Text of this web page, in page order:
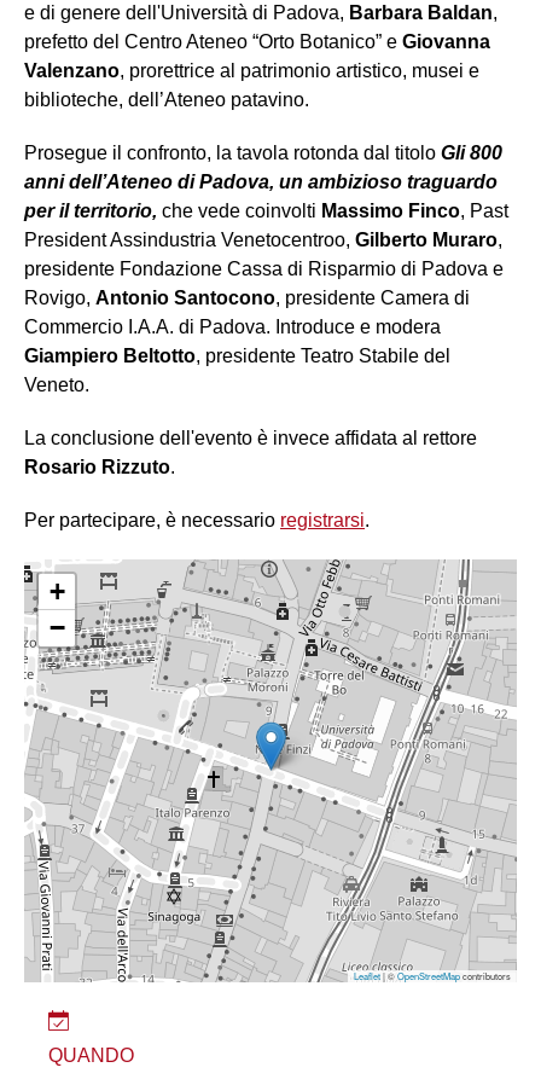
e di genere dell'Università di Padova, Barbara Baldan,
prefetto del Centro Ateneo “Orto Botanico” e Giovanna
Valenzano, prorettrice al patrimonio artistico, musei e
biblioteche, dell’Ateneo patavino.
Prosegue il confronto, la tavola rotonda dal titolo Gli 800
anni dell’Ateneo di Padova, un ambizioso traguardo
per il territorio, che vede coinvolti Massimo Finco, Past
President Assindustria Venetocentroo, Gilberto Muraro,
presidente Fondazione Cassa di Risparmio di Padova e
Rovigo, Antonio Santocono, presidente Camera di
Commercio I.A.A. di Padova. Introduce e modera
Giampiero Beltotto, presidente Teatro Stabile del
Veneto.
La conclusione dell'evento è invece affidata al rettore
Rosario Rizzuto.
Per partecipare, è necessario registrarsi.
+
−
Leaflet| ©OpenStreetMapcontributors
QUANDO